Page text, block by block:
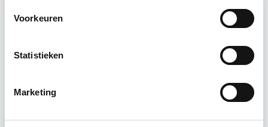
Voorkeuren
Statistieken
Marketing
Deze 5-daagse cursus EP-W Basis Woningen
bereidt jou voor op het examen EP-W/B bij Cito of
Examenpark. Best beoordeelde EP-W Basis